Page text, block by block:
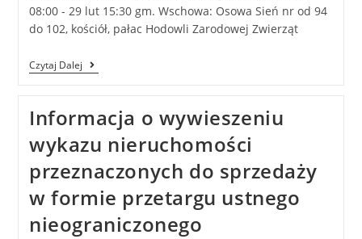
08:00 - 29 lut 15:30 gm. Wschowa: Osowa Sień nr od 94
do 102, kościół, pałac Hodowli Zarodowej Zwierząt
Czytaj Dalej
Informacja o wywieszeniu
wykazu nieruchomości
przeznaczonych do sprzedaży
w formie przetargu ustnego
nieograniczonego